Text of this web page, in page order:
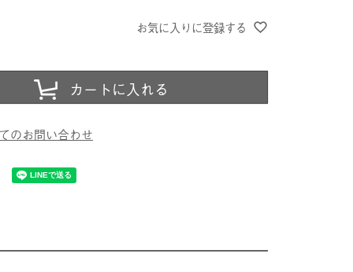
お気に入りに登録する
カートに入れる
のお問い合わせ